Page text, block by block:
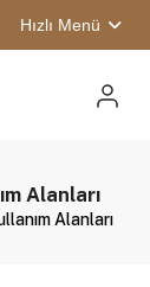
Hızlı Menü
Alanları
Alanları